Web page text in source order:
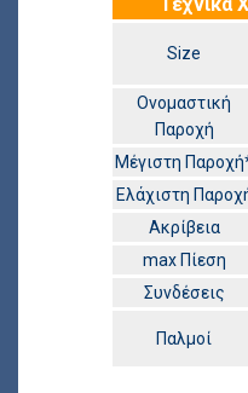
Size
Ονομαστική
Παροχή
Μέγιστη
Ελάχιστη
Ακρίβεια
max Πίεση
Συνδέσεις
Παλμοί